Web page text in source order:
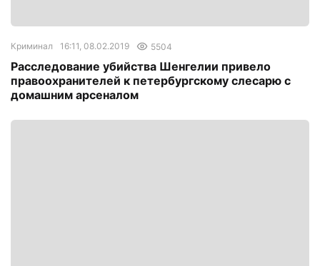
Криминал 16:11, 08.02.2019 5504
Расследование убийства Шенгелии привело
правоохранителей к петербургскому слесарю с
домашним арсеналом